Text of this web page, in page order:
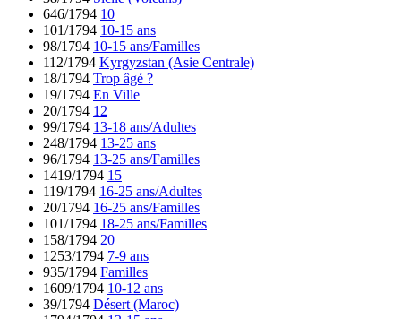
646/1794 10
101/1794 10-15 ans
98/1794 10-15 ans/Familles
112/1794 Kyrgyzstan (Asie Centrale)
18/1794 Trop âgé ?
19/1794 En Ville
20/1794 12
99/1794 13-18 ans/Adultes
248/1794 13-25 ans
96/1794 13-25 ans/Familles
1419/1794 15
119/1794 16-25 ans/Adultes
20/1794 16-25 ans/Familles
101/1794 18-25 ans/Familles
158/1794 20
1253/1794 7-9 ans
935/1794 Familles
1609/1794 10-12 ans
39/1794 Désert (Maroc)